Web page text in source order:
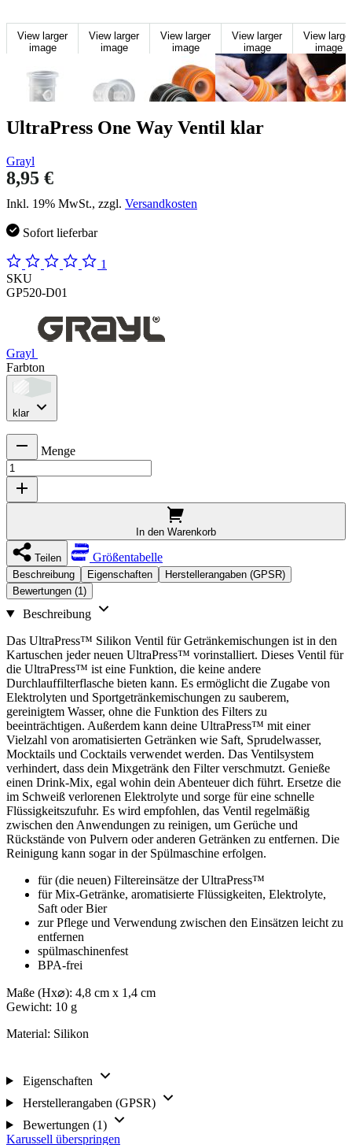
View larger
image
View larger
image
View larger
image
View larger
image
View
image
UltraPress One Way Ventil klar
Grayl
8,95 €
Inkl. 19% MwSt., zzgl. Versandkosten
Sofort lieferbar
1
SKU
GP520-D01
Grayl
Farbton
klar
Menge
In den Warenkorb
Teilen Größentabelle
Beschreibung Eigenschaften
Herstellerangaben (GPSR)
Bewertungen (1)
Beschreibung
Das UltraPress™ Silikon Ventil für Getränkemischungen ist in den
Kartuschen jeder neuen UltraPress™ vorinstalliert. Dieses Ventil für
die UltraPress™ ist eine Funktion, die keine andere
Durchlauffilterflasche bieten kann. Es ermöglicht die Zugabe von
Elektrolyten und Sportgetränkemischungen zu sauberem,
gereinigtem Wasser, ohne die Funktion des Filters zu
beeinträchtigen. Außerdem kann deine UltraPress™ mit einer
Vielzahl von aromatisierten Getränken wie Saft, Sprudelwasser,
Mocktails und Cocktails verwendet werden. Das Ventilsystem
verhindert, dass dein Mixgetränk den Filter verschmutzt. Genieße
einen Drink-Mix, egal wohin dein Abenteuer dich führt. Ersetze die
im Schweiß verlorenen Elektrolyte und sorge für eine schnelle
Flüssigkeitszufuhr. Es wird empfohlen, das Ventil regelmäßig
zwischen den Anwendungen zu reinigen, um Gerüche und
Rückstände von Pulvern oder anderen Getränken zu entfernen. Die
Reinigung kann sogar in der Spülmaschine erfolgen.
für (die neuen) Filtereinsätze der UltraPress™
für Mix-Getränke, aromatisierte Flüssigkeiten, Elektrolyte,
Saft oder Bier
zur Pflege und Verwendung zwischen den Einsätzen leicht zu
entfernen
spülmaschinenfest
BPA-frei
Maße (Hx⌀): 4,8 cm x 1,4 cm
Gewicht: 10 g
Material: Silikon
Eigenschaften
Herstellerangaben (GPSR)
Bewertungen (1)
Karussell überspringen